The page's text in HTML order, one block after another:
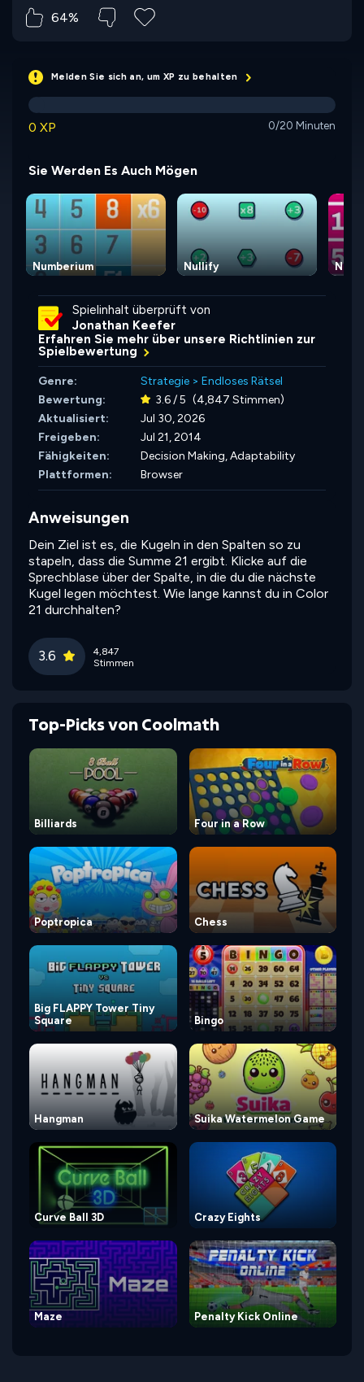
64%
Melden Sie sich an, um XP zu behalten
0 XP 0/20 Minuten
Sie Werden Es Auch Mögen
Numberium Nullify
Spielinhalt überprüft von
Jonathan Keefer
Erfahren Sie mehr über unsere Richtlinien zur
Spielbewertung
Genre: Strategie > Endloses Rätsel
Bewertung:
3.6 / 5 (4,847 Stimmen)
Aktualisiert:
Jul 30, 2026
Freigeben:
Jul 21, 2014
Fähigkeiten:
Decision Making,Adaptability
Plattformen:
Browser
Anweisungen
Dein Ziel ist es, die Kugeln in den Spalten so zu
stapeln, dass die Summe 21 ergibt. Klicke auf die
Sprechblase über der Spalte, in die du die nächste
Kugel legen möchtest. Wie lange kannst du in Color
21 durchhalten?
3.6
4,847
Stimmen
Top-Picks von Coolmath
Billiards Four in a Row
Poptropica Chess
Big FLAPPY Tower Tiny
Square
Bingo
Hangman Suika Watermelon Game
Curve Ball 3D Crazy Eights
Maze Penalty Kick Online